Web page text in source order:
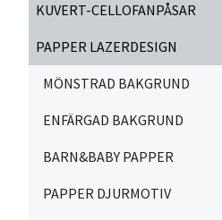
KUVERT-CELLOFANPÅSAR
PAPPER LAZERDESIGN
MÖNSTRAD BAKGRUND
ENFÄRGAD BAKGRUND
BARN&BABY PAPPER
PAPPER DJURMOTIV